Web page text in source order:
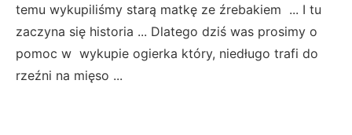
temu wykupiliśmy starą matkę ze źrebakiem ... I tu
zaczyna się historia ... Dlatego dziś was prosimy o
pomoc w wykupie ogierka który, niedługo trafi do
rzeźni na mięso ...